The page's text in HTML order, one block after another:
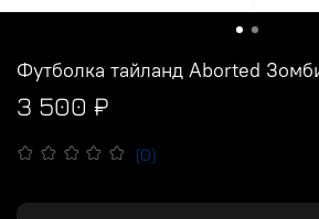
(0)
Футболка тайланд Aborted
3 500 ₽